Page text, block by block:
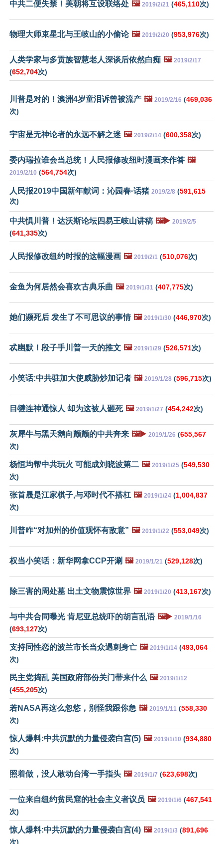
中共二便失禁！美朝将互设联络处 🖼️ 2019/2/21 (465,110次)
物理大师束星北与王岐山的小偷论 🖼️ 2019/2/20 (953,976次)
人类学家与多贡族智慧老人深谈后依然白痴 🖼️ 2019/2/17
(652,704次)
川普是对的！澳洲4岁童泪诉曾被流产 🖼️ 2019/2/16 (469,036
次)
宇宙是无神论者的永远不解之迷 🖼️ 2019/2/14 (600,358次)
委内瑞拉谁会当总统！人民报修改纽时漫画来作答 🖼️
2019/2/10 (564,754次)
人民报2019中国新年献词：沁园春·话猪 2019/2/8 (591,615
次)
中共惧川普！达沃斯论坛四易王岐山讲稿 🖼️▶️ 2019/2/5
(641,335次)
人民报修改纽约时报的这幅漫画 🖼️ 2019/2/1 (510,076次)
金鱼为何居然会喜欢古典乐曲 🖼️ 2019/1/31 (407,775次)
她们濒死后 发生了不可思议的事情 🖼️ 2019/1/30 (446,970次)
忒幽默！段子手川普一天的推文 🖼️ 2019/1/29 (526,571次)
小笑话:中共驻加大使威胁炒加记者 🖼️ 2019/1/28 (596,715次)
目犍连神通惊人 却为这被人砸死 🖼️ 2019/1/27 (454,242次)
灰犀牛与黑天鹅向颤颤的中共奔来 🖼️▶️ 2019/1/26 (655,567
次)
杨恒均帮中共玩火 可能成刘晓波第二 🖼️ 2019/1/25 (549,530
次)
张首晟是江家棋子,与邓时代不搭杠 🖼️ 2019/1/24 (1,004,837
次)
川普咋“对加州的价值观怀有敌意” 🖼️ 2019/1/22 (553,049次)
权当小笑话：新华网拿CCP开涮 🖼️ 2019/1/21 (529,128次)
除三害的周处墓 出土文物震惊世界 🖼️ 2019/1/20 (413,167次)
与中共合同曝光 肯尼亚总统吓的胡言乱语 🖼️▶️ 2019/1/16
(693,127次)
支持同性恋的波兰市长当众遇刺身亡 🖼️ 2019/1/14 (493,064
次)
民主党捣乱 美国政府部份关门带来什么 🖼️ 2019/1/12
(455,205次)
若NASA再这么忽悠，别怪我跟你急 🖼️ 2019/1/11 (558,330
次)
惊人爆料:中共沉默的力量侵袭白宫(5) 🖼️ 2019/1/10 (934,880
次)
照着做，没人敢动台湾一手指头 🖼️ 2019/1/7 (623,698次)
一位来自纽约贫民窟的社会主义者议员 🖼️ 2019/1/6 (467,541
次)
惊人爆料:中共沉默的力量侵袭白宫(4) 🖼️ 2019/1/3 (891,696
次)